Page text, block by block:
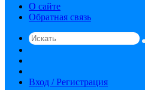
О сайте
Обратная связь
статья
Вход / Регистрация